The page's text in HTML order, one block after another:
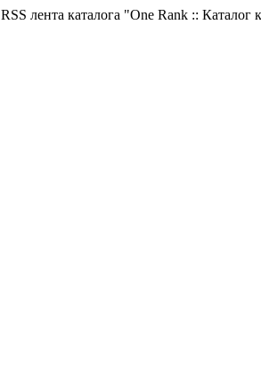
RSS лента каталога "One Rank :: Каталог